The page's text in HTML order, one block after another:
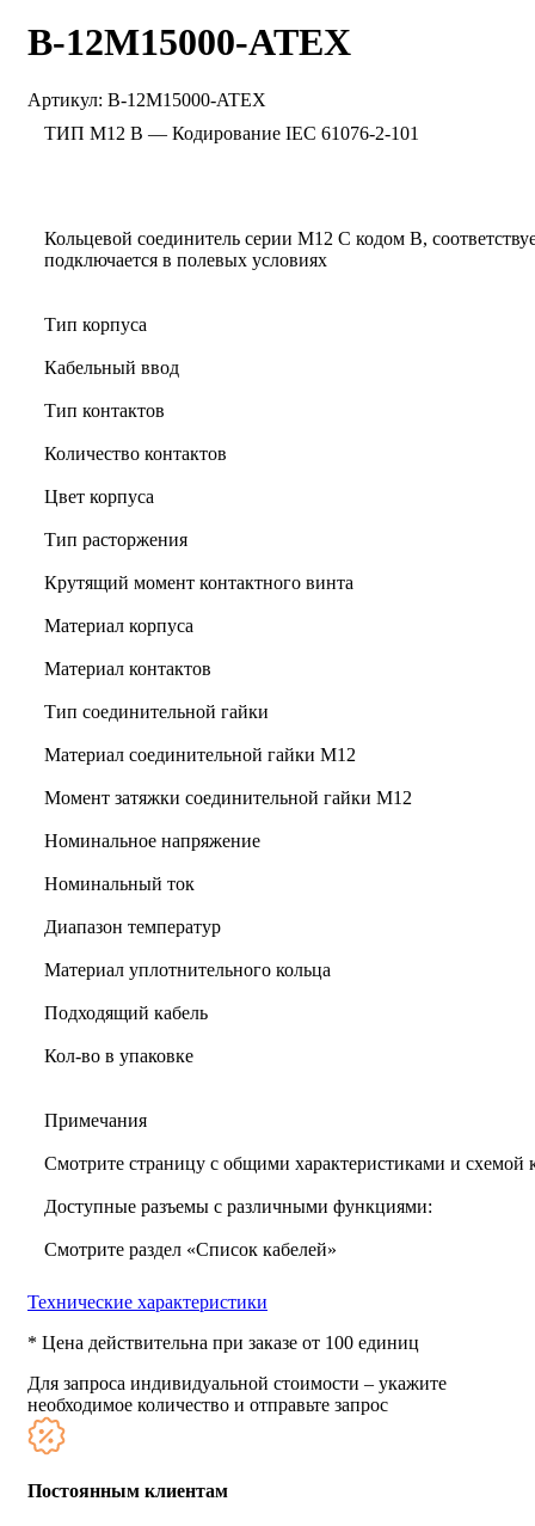
B-12M15000-ATEX
Артикул: B-12M15000-ATEX
ТИП M12 B — Кодирование IEC 61076-2-101
Кольцевой соединитель серии M12 С кодом B,
подключается в полевых условиях
Тип корпуса
Кабельный ввод
Тип контактов
Количество контактов
Цвет корпуса
Тип расторжения
Крутящий момент контактного винта
Материал корпуса
Материал контактов
Тип соединительной гайки
Материал соединительной гайки M12
Момент затяжки соединительной гайки M12
Номинальное напряжение
Номинальный ток
Диапазон температур
Материал уплотнительного кольца
Подходящий кабель
Кол-во в упаковке
Примечания
Смотрите страницу с общими характеристиками и схемой
Доступные разъемы с различными функциями:
Смотрите раздел «Список кабелей»
Технические характеристики
* Цена действительна при заказе от 100 единиц
Для запроса индивидуальной стоимости – укажите
необходимое количество и отправьте запрос
Постоянным клиентам